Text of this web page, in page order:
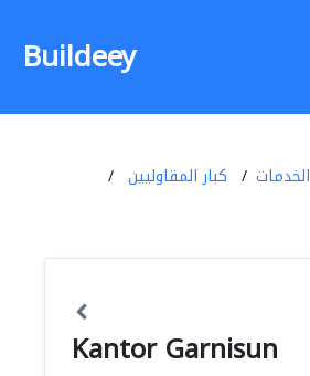
Buildeey
الخدمات
كبار المقاوليين
Kantor Garnisun